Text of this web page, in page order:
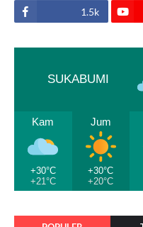
1.5k
SUKABUMI
Kam
+30°C
+21°C
Jum
+30°C
+20°C